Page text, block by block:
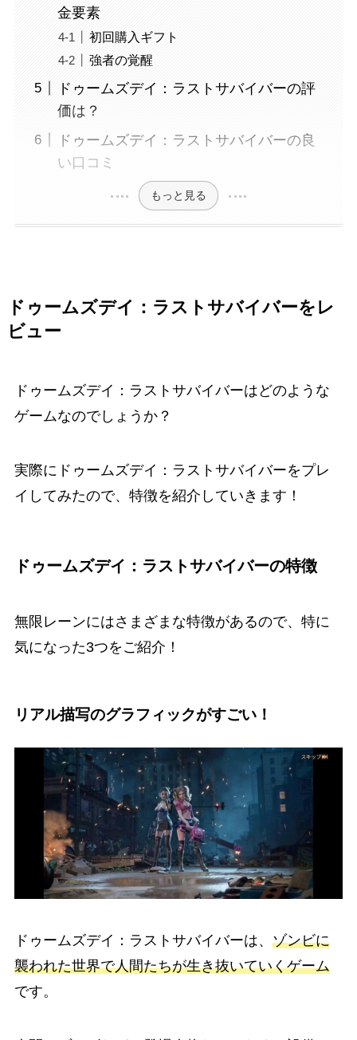
金要素
初回購入ギフト
強者の覚醒
ドゥームズデイ：ラストサバイバーの評
価は？
ドゥームズデイ：ラストサバイバーの良
い口コミ
もっと見る
ドゥームズデイ：ラストサバイバーをレ
ビュー
ドゥームズデイ：ラストサバイバーはどのような
ゲームなのでしょうか？
実際に ドゥームズデイ：ラストサバイバーをプレ
イしてみたので、特徴を紹介していきます！
ドゥームズデイ：ラストサバイバーの特徴
無限レーンにはさまざまな特徴があるので、特に
気になった3つをご紹介！
リアル描写のグラフィックがすごい！
ドゥームズデイ：ラストサバイバーは、 ゾンビに
襲われた世界で人間たちが生き抜いていくゲーム
です。